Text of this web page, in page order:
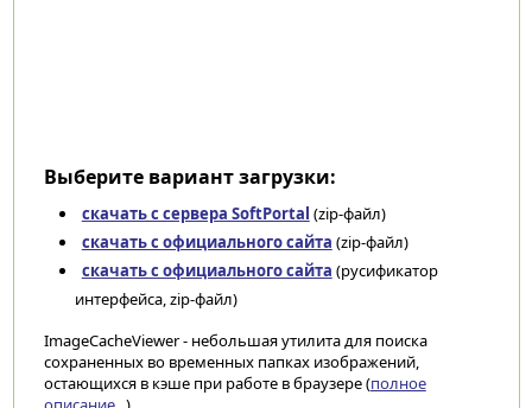
Выберите вариант загрузки:
скачать с сервера SoftPortal (zip-файл)
скачать с официального сайта (zip-файл)
скачать с официального сайта (русификатор
интерфейса, zip-файл)
ImageCacheViewer - небольшая утилита для поиска
сохраненных во временных папках изображений,
остающихся в кэше при работе в браузере (полное